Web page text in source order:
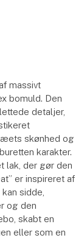
massivt
bomuld. Den
detaljer,
skønhed og
karakter.
lak, der gør den
er inspireret af
sidde,
og den
skabt en
eller som en